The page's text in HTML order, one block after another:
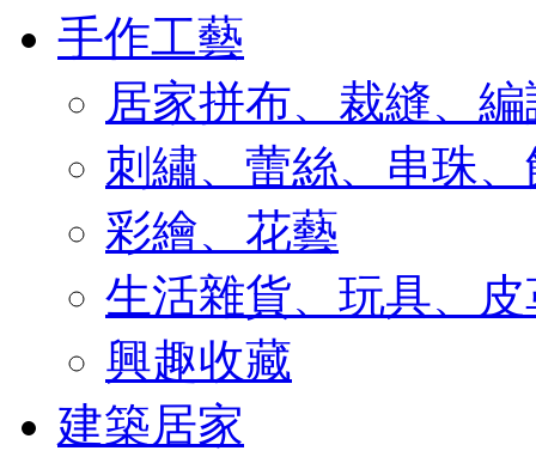
手作工藝
居家拼布、裁縫、
刺繡、蕾絲、串珠
彩繪、花藝
生活雜貨、玩具、皮
興趣收藏
建築居家